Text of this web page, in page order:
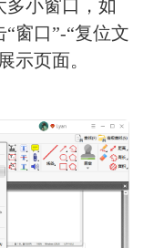
小窗口，如
窗口”-“复位文
示页面。